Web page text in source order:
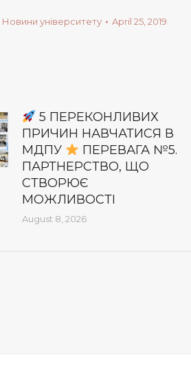
Новини університету April 25, 2019
5 ПЕРЕКОНЛИВИХ
ПРИЧИН НАВЧАТИСЯ В
МДПУ
ПЕРЕВАГА №5.
ПАРТНЕРСТВО, ЩО
СТВОРЮЄ
МОЖЛИВОСТІ
August 8, 2026